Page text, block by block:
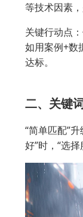
等技术因素
关键行动点
如用案例+数
达标。
二、关键
“简单匹配”
好”时，“选择